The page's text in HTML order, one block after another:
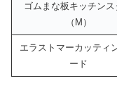
ゴムまな板キッチンス
（M）
エラストマーカッティ
ード